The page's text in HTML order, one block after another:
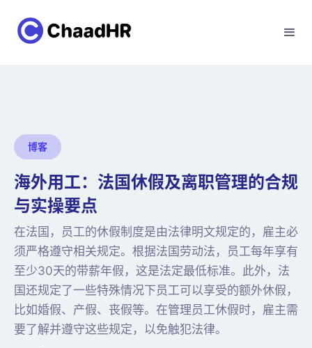
博客
海外用工：法国休假及离职管理的合规
与实操要点
在法国，员工的休假制度是由法律明文规定的，雇主必
须严格遵守相关规定。根据法国劳动法，员工每年享有
至少30天的带薪年假，这是法定最低标准。此外，法
国还规定了一些特殊情况下员工可以享受的额外休假，
比如婚假、产假、丧假等。在管理员工休假时，雇主需
要了解并遵守这些规定，以免触犯法律。